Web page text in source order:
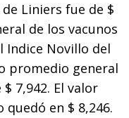
Liniers fue de $
de los vacunos
Indice Novillo del
promedio general
7,942. El valor
en $ 8,246.